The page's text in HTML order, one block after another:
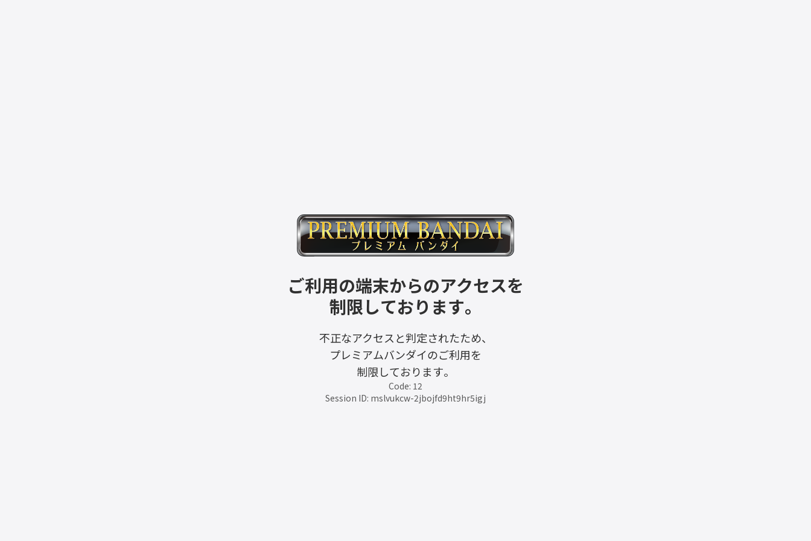
ご利用の端末からのアクセスを
制限しております。
不正なアクセスと判定されたため、
プレミアムバンダイのご利用を
制限しております。
Code: 12
Session ID: mslvukcw-2jbojfd9ht9hr5igj